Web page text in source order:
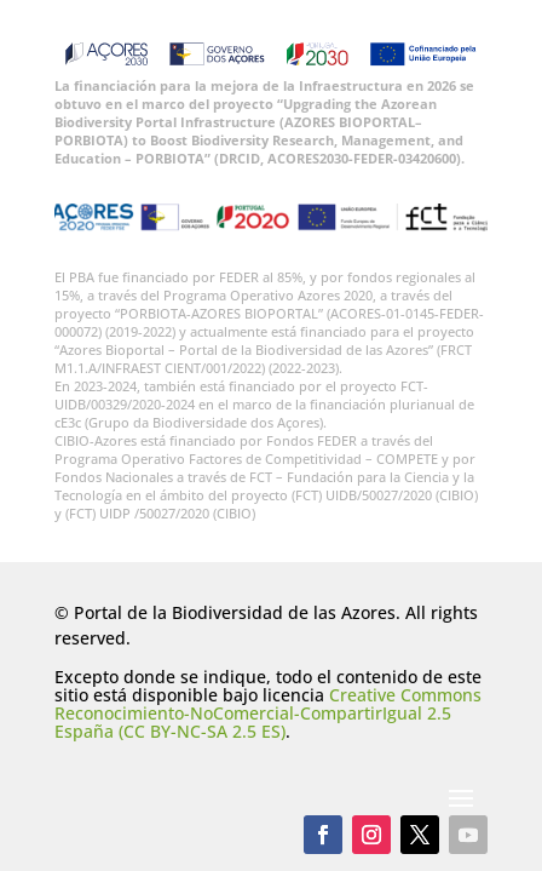
La financiación para la mejora de la Infraestructura en 2026 se
obtuvo en el marco del proyecto “Upgrading the Azorean
Biodiversity Portal Infrastructure (AZORES BIOPORTAL–
PORBIOTA) to Boost Biodiversity Research, Management, and
Education – PORBIOTA” (DRCID, ACORES2030-FEDER-03420600).
El PBA fue financiado por FEDER al 85%, y por fondos regionales al
15%, a través del Programa Operativo Azores 2020, a través del
proyecto “PORBIOTA-AZORES BIOPORTAL” (ACORES-01-0145-FEDER-
000072) (2019-2022) y actualmente está financiado para el proyecto
“Azores Bioportal – Portal de la Biodiversidad de las Azores” (FRCT
M1.1.A/INFRAEST CIENT/001/2022) (2022-2023).
En 2023-2024, también está financiado por el proyecto FCT-
UIDB/00329/2020-2024 en el marco de la financiación plurianual de
cE3c (Grupo da Biodiversidade dos Açores).
CIBIO-Azores está financiado por Fondos FEDER a través del
Programa Operativo Factores de Competitividad – COMPETE y por
Fondos Nacionales a través de FCT – Fundación para la Ciencia y la
Tecnología en el ámbito del proyecto (FCT) UIDB/50027/2020 (CIBIO)
y (FCT) UIDP /50027/2020 (CIBIO)
© Portal de la Biodiversidad de las Azores. All rights
reserved.
Excepto donde se indique, todo el contenido de este
sitio está disponible bajo licencia Creative Commons
Reconocimiento-NoComercial-CompartirIgual 2.5
España (CC BY-NC-SA 2.5 ES).